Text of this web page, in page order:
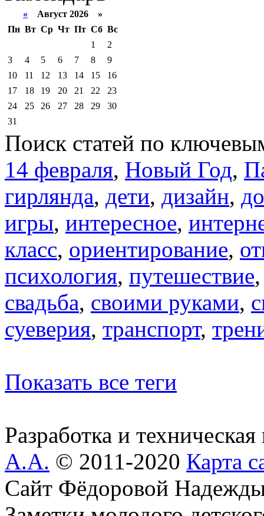
« Август 2026 »
Пн Вт Ср Чт Пт Сб Вс
1
2
3
4 5 6 7 8
9
10
11 12 13 14 15
16
17
18 19 20 21 22
23
24
25 26 27 28 29
30
31
Поиск статей по
14 февраля, Новый Год,
гирлянда, дети, дизайн,
игры, интересное,
класс, ориентирование,
психология, путешествие
свадьба, своими руками,
суеверия, транспорт,
Показать все теги
Разработка и
А.А. © 2011-2020 Карта
Сайт Фёдоровой